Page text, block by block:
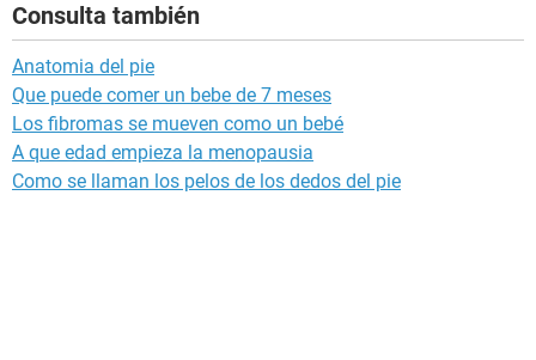
Consulta también
Anatomia del pie
Que puede comer un bebe de 7 meses
Los fibromas se mueven como un bebé
A que edad empieza la menopausia
Como se llaman los pelos de los dedos del pie